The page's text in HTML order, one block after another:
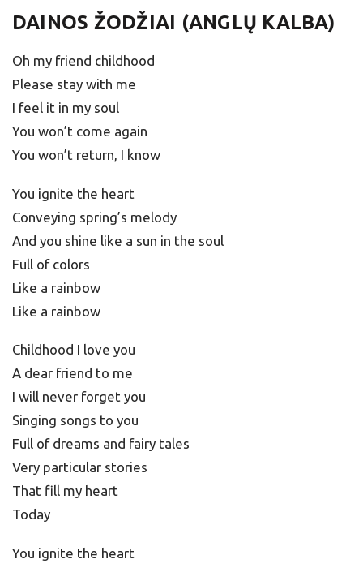
DAINOS ŽODŽIAI (ANGLŲ KALBA)
Oh my friend childhood
Please stay with me
I feel it in my soul
You won’t come again
You won’t return, I know
You ignite the heart
Conveying spring’s melody
And you shine like a sun in the soul
Full of colors
Like a rainbow
Like a rainbow
Childhood I love you
A dear friend to me
I will never forget you
Singing songs to you
Full of dreams and fairy tales
Very particular stories
That fill my heart
Today
You ignite the heart